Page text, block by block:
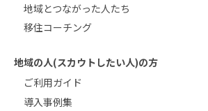
地域とつながった人たち
移住コーチング
地域の人(スカウトしたい人)の方
ご利用ガイド
導入事例集